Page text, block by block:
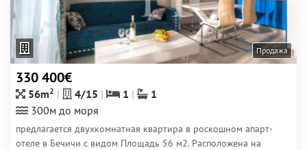
Продажа
330 400€
56m2 4/15 1
1
300м до моря
предлагается двухкомнатная квартира в роскошном апарт-
отеле в Бечичи с видом Площадь 56 м2. Расположена на